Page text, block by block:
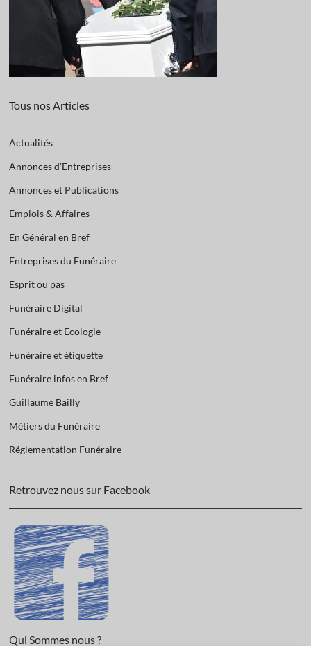
Tous nos Articles
Actualités
Annonces d'Entreprises
Annonces et Publications
Emplois & Affaires
En Général en Bref
Entreprises du Funéraire
Esprit ou pas
Funéraire Digital
Funéraire et Ecologie
Funéraire et étiquette
Funéraire infos en Bref
Guillaume Bailly
Métiers du Funéraire
Réglementation Funéraire
Retrouvez nous sur Facebook
Qui Sommes nous ?